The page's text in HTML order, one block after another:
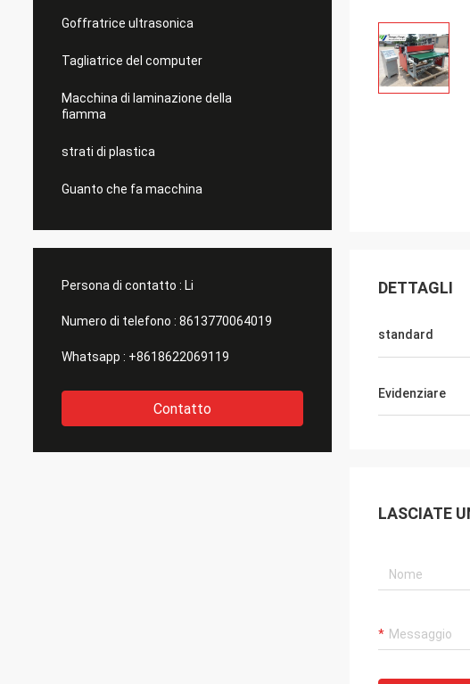
Goffratrice ultrasonica
Tagliatrice del computer
Macchina di laminazione della
fiamma
strati di plastica
Guanto che fa macchina
Persona di contatto : Li
Numero di telefono : 8613770064019
Whatsapp : +8618622069119
Contatto
DETTAGLI
standard
Evidenziare
LASCIATE